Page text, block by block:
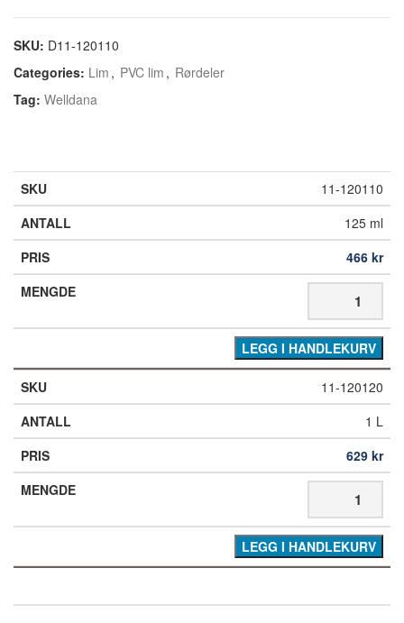
SKU: D11-120110
Categories: Lim , PVC lim , Rørdeler
Tag: Welldana
11-120110
125 ml
466 kr
LEGG I HANDLEKURV
11-120120
1 L
629 kr
LEGG I HANDLEKURV